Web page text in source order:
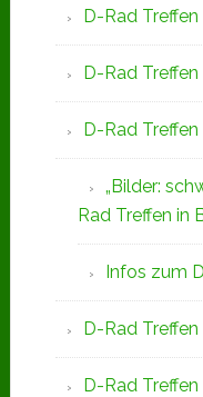
D-Rad Treffen
D-Rad Treffen
D-Rad Treffen
„Bilder:
Rad Treffen in
Infos zum
D-Rad Treffen
D-Rad Treffen